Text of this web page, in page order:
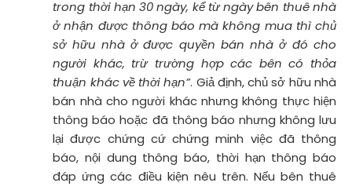
trong thời hạn 30 ngày, kể từ ngày bên thuê nhà
ở nhận được thông báo mà không mua thì chủ
sở hữu nhà ở được quyền bán nhà ở đó cho
người khác, trừ trường hợp các bên có thỏa
thuận khác về thời hạn”. Giả định, chủ sở hữu nhà
bán nhà cho người khác nhưng không thực hiện
thông báo hoặc đã thông báo nhưng không lưu
lại được chứng cứ chứng minh việc đã thông
báo, nội dung thông báo, thời hạn thông báo
đáp ứng các điều kiện nêu trên. Nếu bên thuê